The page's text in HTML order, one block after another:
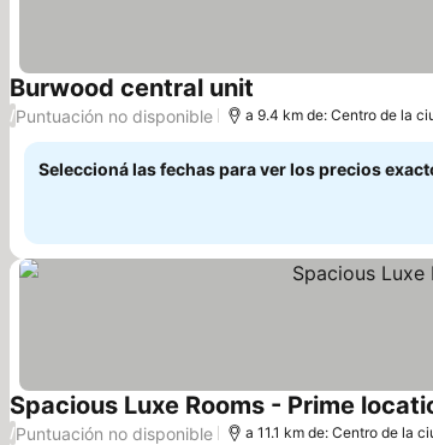
Burwood central unit
/Puntuación no disponible a 9.4 km de: Centro de la
Seleccioná las fechas para ver los precios
Spacious Luxe Rooms - Prime
/Puntuación no disponible a 11.1 km de: Centro de la